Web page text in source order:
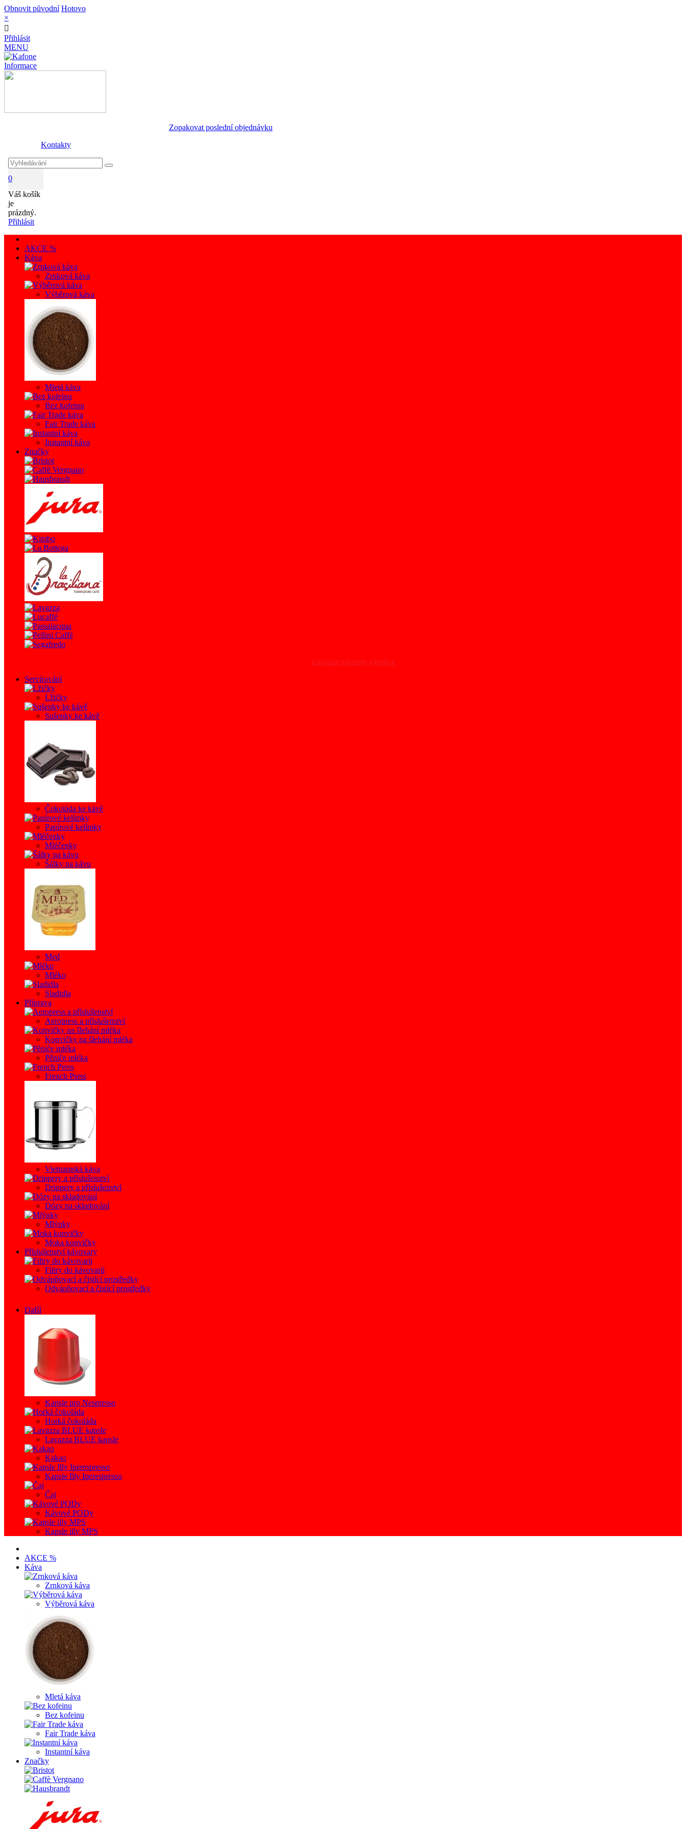
Obnovit původní Hotovo
×
Přihlásit
MENU
Informace
Zopakovat poslední objednávku
Kontakty
0
Váš košík
je
prázdný.
Přihlásit
AKCE %
Káva
Zrnková káva
Výběrová káva
Mletá káva
Bez kofeinu
Fair Trade káva
Instantní káva
Značky
Zobrazit všechny výrobce
Servírování
Lžičky
Sušenky ke kávě
Čokoláda ke kávě
Papírové kelímky
Mléčenky
Šálky na kávu
Med
Mléko
Sladidla
Příprava
Aeropress a příslušenství
Konvičky na šlehání mléka
Pěniče mléka
French Press
Vietnamská káva
Drippery a příslušenství
Dózy na skladování
Mlýnky
Moka konvičky
Příslušenství kávovary
Filtry do kávovarů
Odvápňovací a čistící prostředky
Další
Kapsle pro Nespresso
Horká čokoláda
Lavazza BLUE kapsle
Kakao
Kapsle Illy Iperespresso
Čaj
Kávové PODy
Kapsle illy MPS
AKCE %
Káva
Zrnková káva
Výběrová káva
Mletá káva
Bez kofeinu
Fair Trade káva
Instantní káva
Značky